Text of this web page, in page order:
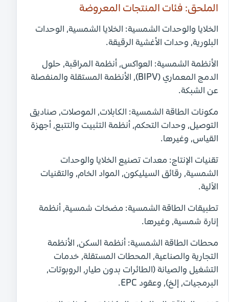
الملحق: فئات المنتجات المعروضة
الخلايا والوحدات الشمسية: الخلايا الشمسية، الوحدات
البلورية، وحدات الأغشية الرقيقة.
الأنظمة الشمسية: العواكس، أنظمة المراقبة، حلول
الدمج المعماري (BIPV)، الأنظمة المستقلة والمنفصلة
عن الشبكة.
مكونات الطاقة الشمسية: الكابلات، الموصلات، صناديق
التوصيل، وحدات التحكم، أنظمة التثبيت والتتبع، أجهزة
القياس، وغيرها.
تقنيات الإنتاج: معدات تصنيع الخلايا والوحدات
الشمسية، رقائق السيليكون، المواد الخام، والتقنيات
الآلية.
تطبيقات الطاقة الشمسية: مضخات شمسية، أنظمة
إنارة شمسية، وغيرها.
محطات الطاقة الشمسية:أنظمة السكن، الأنظمة
التجارية والصناعية، المحطات المستقلة، خدمات
التشغيل والصيانة (الطائرات بدون طيار، الروبوتات،
البرمجيات، إلخ)، وعقود EPC.